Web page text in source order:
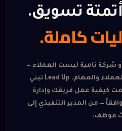
تسويق.
كاملة.
شركة نامية ليست العملاء —
بل الفوضى بين الفرق والعملاء والمهام. Lead Up تبني
كيفية عمل فريقك وإدارة
— من المدير التنفيذي إلى
موظف.